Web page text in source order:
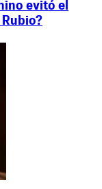
evitó el